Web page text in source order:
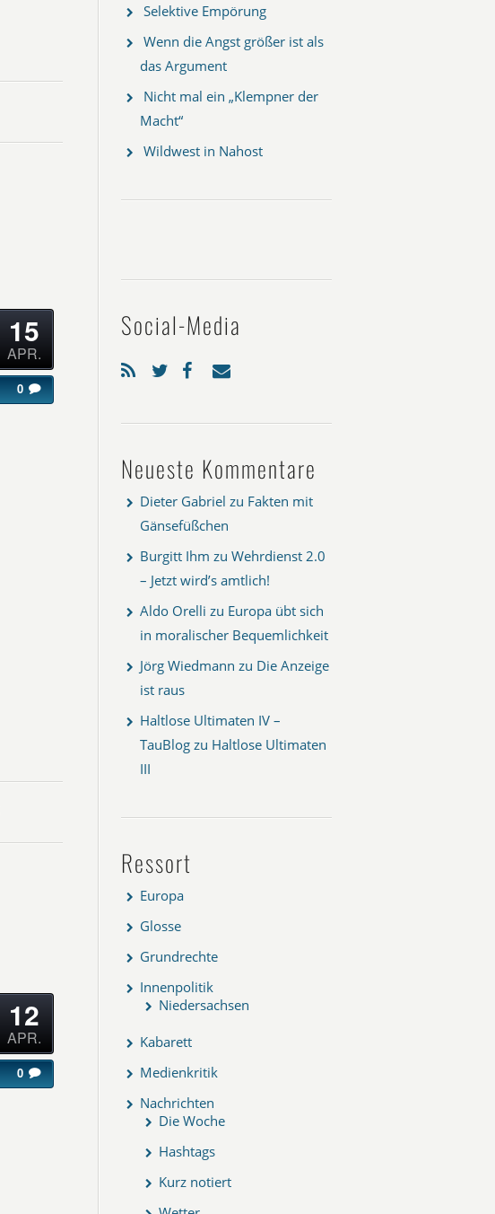
15
APR.
0
12
APR.
0
Selektive Empörung
Wenn die Angst größer ist als
das Argument
Nicht mal ein „Klempner der
Macht“
Wildwest in Nahost
Social-Media
Neueste Kommentare
Dieter Gabriel zu Fakten mit
Gänsefüßchen
Burgitt Ihm zu Wehrdienst 2.0
– Jetzt wird’s amtlich!
Aldo Orelli zu Europa übt sich
in moralischer Bequemlichkeit
Jörg Wiedmann zu Die Anzeige
ist raus
Haltlose Ultimaten IV –
TauBlog zu Haltlose Ultimaten
III
Ressort
Europa
Glosse
Grundrechte
Innenpolitik
Niedersachsen
Kabarett
Medienkritik
Nachrichten
Die Woche
Hashtags
Kurz notiert